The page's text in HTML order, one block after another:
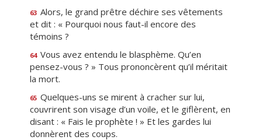
63 Alors, le grand prêtre déchire ses vêtements
et dit : « Pourquoi nous faut-il encore des
témoins ?
64 Vous avez entendu le blasphème. Qu’en
pensez-vous ? » Tous prononcèrent qu’il méritait
la mort.
65 Quelques-uns se mirent à cracher sur lui,
couvrirent son visage d’un voile, et le giflèrent, en
disant : « Fais le prophète ! » Et les gardes lui
donnèrent des coups.